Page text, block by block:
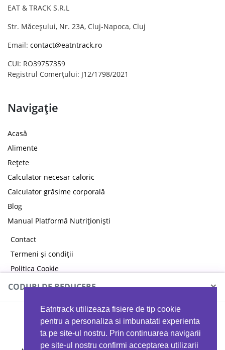
Eatntrack utilizeaza fisiere de tip cookie
pentru a personaliza si imbunatati experienta
ta pe site-ul nostru. Prin continuarea navigarii
pe site-ul nostru confirmi acceptarea utilizarii
EAT & TRACK S.R.L
Str. Măceșului, Nr. 23A, Cluj-Napoca, Cluj
Email: contact@eatntrack.ro
CUI: RO39757359
Registrul Comerțului: J12/1798/2021
Navigație
Acasă
Alimente
Rețete
Calculator necesar caloric
Calculator grăsime corporală
Blog
Manual Platformă Nutriționiști
Contact
Termeni și condiții
Politica Cookie
Politica de confidențialitate
CODURI DE REDUCERE ×
MYPROTEIN